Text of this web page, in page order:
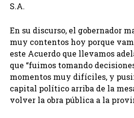
S.A.
En su discurso, el gobernador
muy contentos hoy porque
este Acuerdo que llevamos
que “fuimos tomando
momentos muy difíciles, y
capital político arriba de la
volver la obra pública a la